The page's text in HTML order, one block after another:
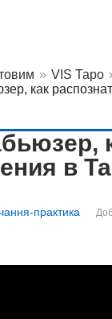
» VIS Таро
как
в
практика